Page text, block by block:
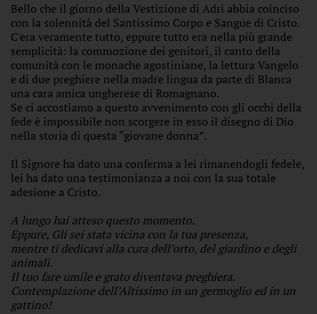
Bello che il giorno della Vestizione di Adri abbia coinciso
con la solennità del Santissimo Corpo e Sangue di Cristo.
C'era veramente tutto, eppure tutto era nella più grande
semplicità: la commozione dei genitori, il canto della
comunità con le monache agostiniane, la lettura Vangelo
e di due preghiere nella madre lingua da parte di Blanca
una cara amica ungherese di Romagnano.
Se ci accostiamo a questo avvenimento con gli occhi della
fede è impossibile non scorgere in esso il disegno di Dio
nella storia di questa “giovane donna”.
Il Signore ha dato una conferma a lei rimanendogli fedele,
lei ha dato una testimonianza a noi con la sua totale
adesione a Cristo.
A lungo hai atteso questo momento.
Eppure, Gli sei stata vicina con la tua presenza,
mentre ti dedicavi alla cura dell’orto, del giardino e degli
animali.
Il tuo fare umile e grato diventava preghiera.
Contemplazione dell’Altissimo in un germoglio ed in un
gattino!